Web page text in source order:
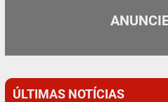
ÚLTIMAS NOTÍCIAS